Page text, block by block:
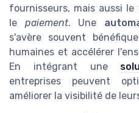
fournisseurs, mais aussi
le paiement. Une
s'avère souvent
humaines et accélérer
En intégrant une
entreprises peuvent
améliorer la visibilité de